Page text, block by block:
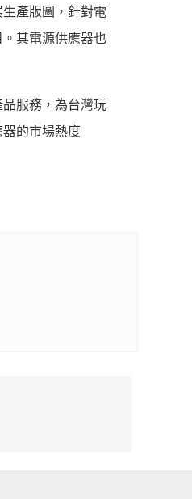
產版圖，針對電
其電源供應器也
服務，為台灣玩
的市場熱度